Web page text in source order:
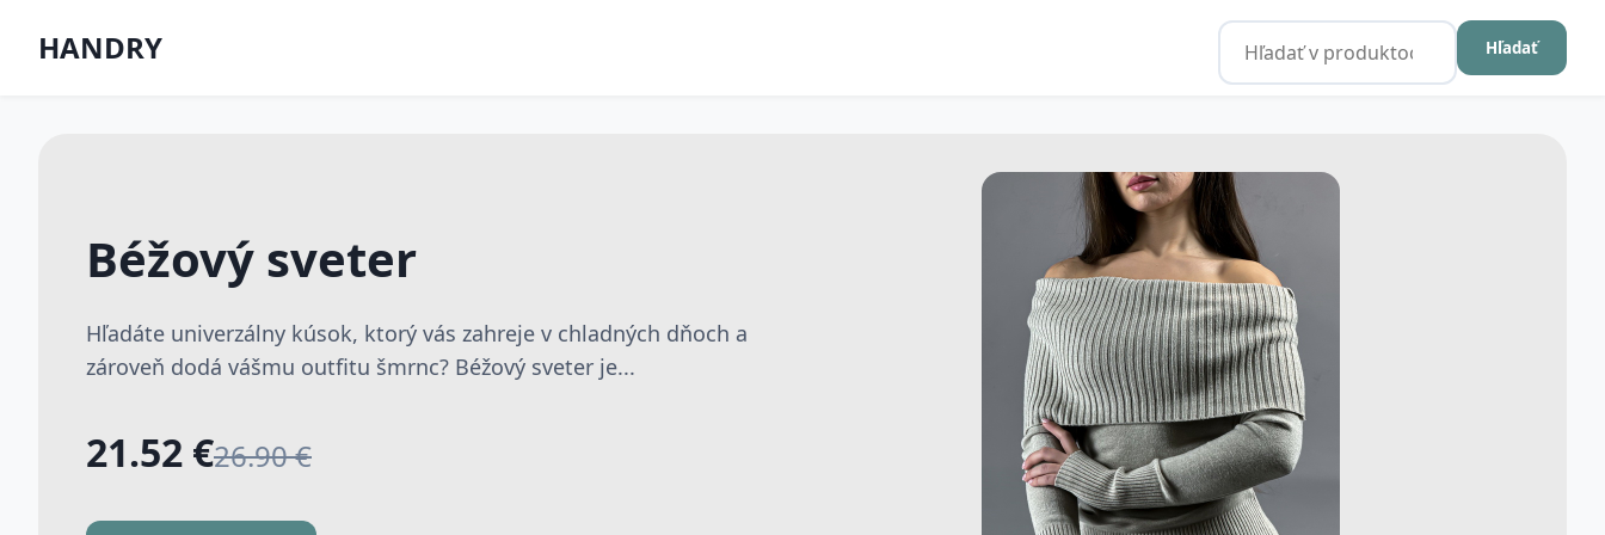
HANDRY Hľadať
Béžový sveter
Hľadáte univerzálny kúsok, ktorý vás zahreje v chladných dňoch a
zároveň dodá vášmu outfitu šmrnc? Béžový sveter je...
21.52 €26.90 €